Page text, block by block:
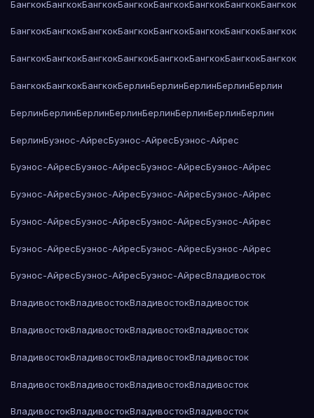
БангкокБангкокБангкокБангкокБангкокБангкокБангкокБангкок
БангкокБангкокБангкокБангкокБангкокБангкокБангкокБангкок
БангкокБангкокБангкокБангкокБангкокБангкокБангкокБангкок
БангкокБангкокБангкокБерлинБерлинБерлинБерлинБерлин
БерлинБерлинБерлинБерлинБерлинБерлинБерлинБерлин
БерлинБуэнос-АйресБуэнос-АйресБуэнос-Айрес
Буэнос-АйресБуэнос-АйресБуэнос-АйресБуэнос-Айрес
Буэнос-АйресБуэнос-АйресБуэнос-АйресБуэнос-Айрес
Буэнос-АйресБуэнос-АйресБуэнос-АйресБуэнос-Айрес
Буэнос-АйресБуэнос-АйресБуэнос-АйресБуэнос-Айрес
Буэнос-АйресБуэнос-АйресБуэнос-АйресВладивосток
ВладивостокВладивостокВладивостокВладивосток
ВладивостокВладивостокВладивостокВладивосток
ВладивостокВладивостокВладивостокВладивосток
ВладивостокВладивостокВладивостокВладивосток
ВладивостокВладивостокВладивостокВладивосток